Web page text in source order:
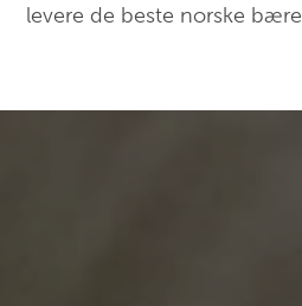
levere de beste norske